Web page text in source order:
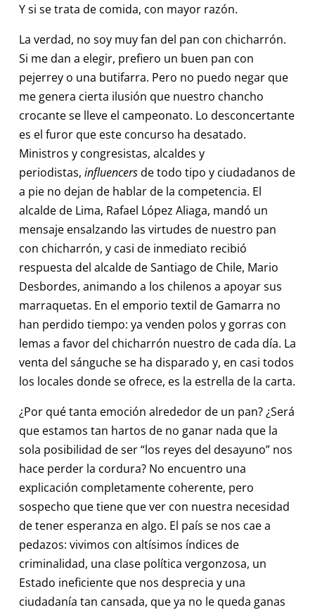
Y si se trata de comida, con mayor razón.
La verdad, no soy muy fan del pan con chicharrón.
Si me dan a elegir, prefiero un buen pan con
pejerrey o una butifarra. Pero no puedo negar que
me genera cierta ilusión que nuestro chancho
crocante se lleve el campeonato. Lo desconcertante
es el furor que este concurso ha desatado.
Ministros y congresistas, alcaldes y
periodistas, influencersde todo tipo y ciudadanos de
a pie no dejan de hablar de la competencia. El
alcalde de Lima, Rafael López Aliaga, mandó un
mensaje ensalzando las virtudes de nuestro pan
con chicharrón, y casi de inmediato recibió
respuesta del alcalde de Santiago de Chile, Mario
Desbordes, animando a los chilenos a apoyar sus
marraquetas. En el emporio textil de Gamarra no
han perdido tiempo: ya venden polos y gorras con
lemas a favor del chicharrón nuestro de cada día. La
venta del sánguche se ha disparado y, en casi todos
los locales donde se ofrece, es la estrella de la carta.
¿Por qué tanta emoción alrededor de un pan? ¿Será
que estamos tan hartos de no ganar nada que la
sola posibilidad de ser “los reyes del desayuno” nos
hace perder la cordura? No encuentro una
explicación completamente coherente, pero
sospecho que tiene que ver con nuestra necesidad
de tener esperanza en algo. El país se nos cae a
pedazos: vivimos con altísimos índices de
criminalidad, una clase política vergonzosa, un
Estado ineficiente que nos desprecia y una
ciudadanía tan cansada, que ya no le queda ganas